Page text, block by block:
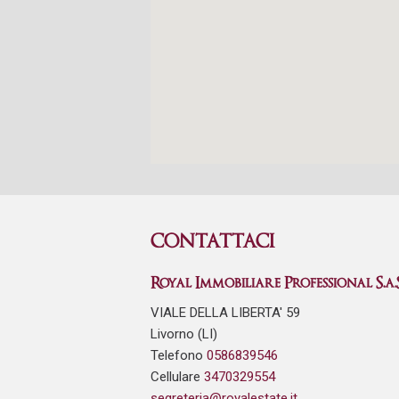
CONTATTACI
Royal Immobiliare Professional
VIALE DELLA LIBERTA' 59
Livorno (LI)
Telefono 0586839546
Cellulare 3470329554